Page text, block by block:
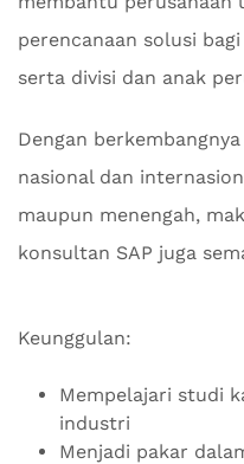
perencanaan solusi
serta divisi dan anak
Dengan
nasional dan
maupun menengah,
konsultan SAP juga
Keunggulan:
Mempelajari studi
industri
Menjadi pakar